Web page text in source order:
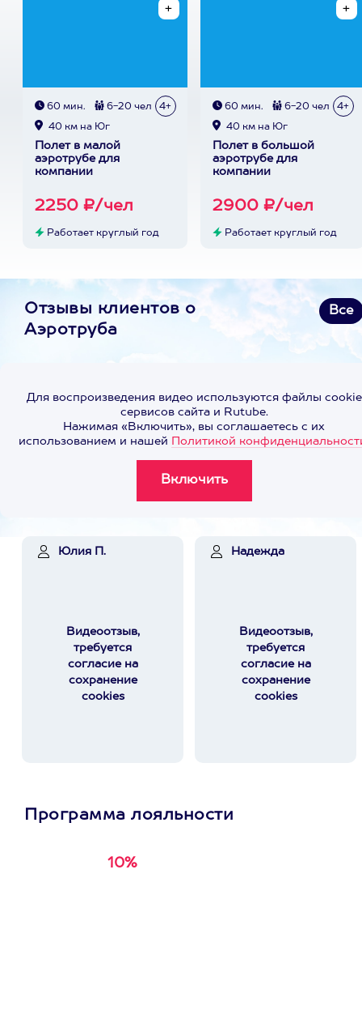
60 мин. 6-20 чел 4+
40 км на Юг
Полет в малой
аэротрубе для
компании
2250 ₽/чел
Работает круглый год
60 мин. 6-20 чел 4+
40 км на Юг
Полет в большой
аэротрубе для
компании
2900 ₽/чел
Работает круглый год
Отзывы клиентов о
Аэротруба
Все
Для воспроизведения видео используются файлы cookie
сервисов сайта и Rutube.
Нажимая «Включить», вы соглашаетесь с их
использованием и нашей Политикой
Юлия П.
Видеоотзыв,
требуется
согласие на
сохранение
cookies
Надежда
Видеоотзыв,
требуется
согласие на
сохранение
cookies
Программа лояльности
10%